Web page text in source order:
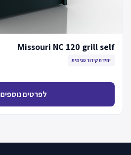
Мissouri NC 120 grill self
יחידת קירור פנימית
לפרטים נוספים